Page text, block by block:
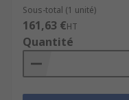
Sous-total (1 unité)
161,63 €HT
Quantité